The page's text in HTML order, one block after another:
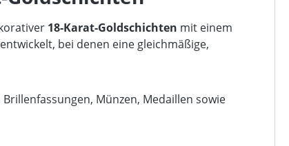
18-Karat-Goldschichten mit einem
bei denen eine gleichmäßige,
Münzen, Medaillen sowie